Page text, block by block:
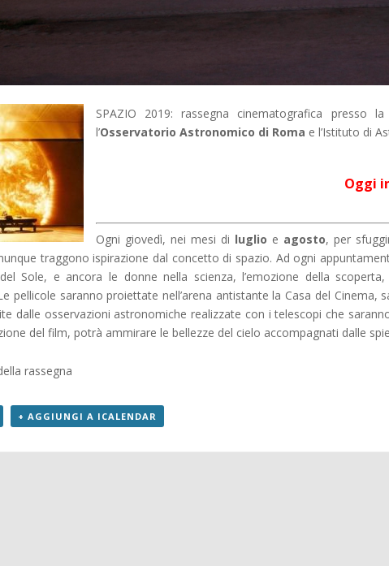
SPAZIO 2019: rassegna cinematografica presso la
l’Osservatorio Astronomico di Roma e l’Istituto di
Oggi
Ogni giovedì, nei mesi di luglio e agosto, per
traggono ispirazione dal concetto di spazio. Ad ogni
Sole, e ancora le donne nella scienza, l’emozione della
pellicole saranno proiettate nell’arena antistante la Casa del
dalle osservazioni astronomiche realizzate con i telescopi che
del film, potrà ammirare le bellezze del cielo accompagnati dalle
rassegna
+ AGGIUNGI A ICALENDAR